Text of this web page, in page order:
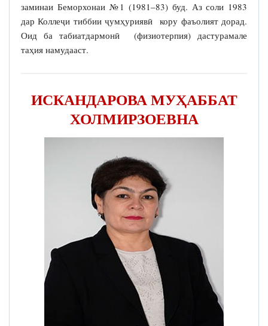
заминаи Беморхонаи №1 (1981–83) буд. Аз соли 1983
дар Коллеҷи тиббии ҷумҳуриявӣ кору фаъолият дорад.
Оид ба табиатдармонӣ (физиотерпия) дастурамале
таҳия намудааст.
ИСКАНДАРОВА МУҲАББАТ
ХОЛМИРЗОЕВНА